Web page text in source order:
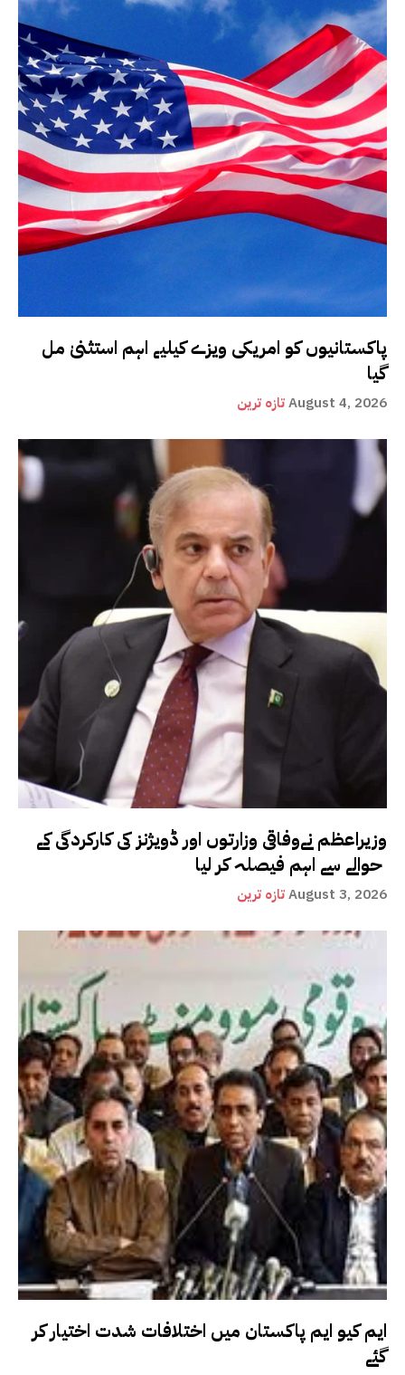
پاکستانیوں کو امریکی ویزے کیلیے اہم استثنیٰ مل
گیا
تازہ ترینAugust 4, 2026
وزیراعظم نےوفاقی وزارتوں اور ڈویژنز کی کارکردگی کے
تازہ ترینAugust 3, 2026
ایم کیو ایم پاکستان میں اختلافات شدت اختیار کر
گئے